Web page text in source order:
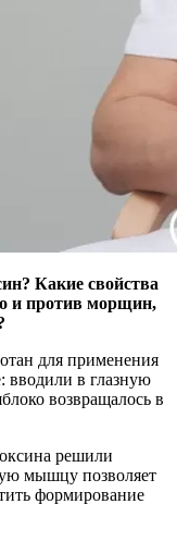
Какие свойства
и против морщин,
для применения
вводили в глазную
возвращалось в
решили
мышцу позволяет
формирование